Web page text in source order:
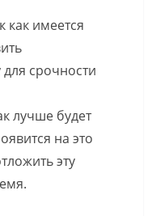
как имеется
срочности
лучше будет
на это
эту